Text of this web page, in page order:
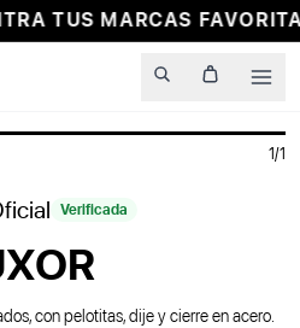
TUS MARCAS
1/1
Verificada
con pelotitas, dije y cierre en acero.